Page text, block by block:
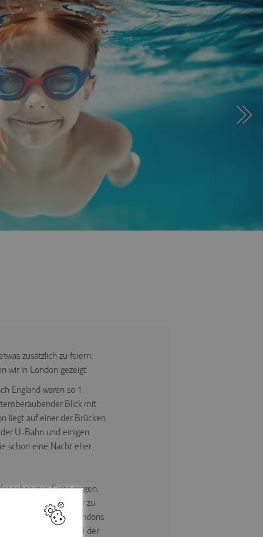
zusätzlich zu feiern:
wir in London gezeigt
England waren so 1
Blick mit
liegt auf einer der Brücken
U-Bahn und einigen
schon eine Nacht eher
schönsten Seite zeigen.
kurz Zeit um Bilder zu
typischen Bussen Londons
Downing Street und der